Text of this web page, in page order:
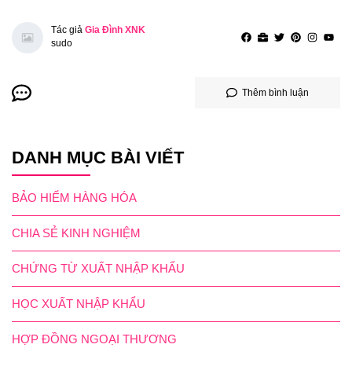
Tác giả Gia Đình XNK
sudo
Thêm bình luận
DANH MỤC BÀI VIẾT
BẢO HIỂM HÀNG HÓA
CHIA SẺ KINH NGHIỆM
CHỨNG TỪ XUẤT NHẬP KHẨU
HỌC XUẤT NHẬP KHẨU
HỢP ĐỒNG NGOẠI THƯƠNG